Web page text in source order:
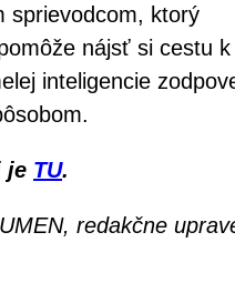
sprievodcom, ktorý
nájsť si cestu k
inteligencie
je TU.
redakčne